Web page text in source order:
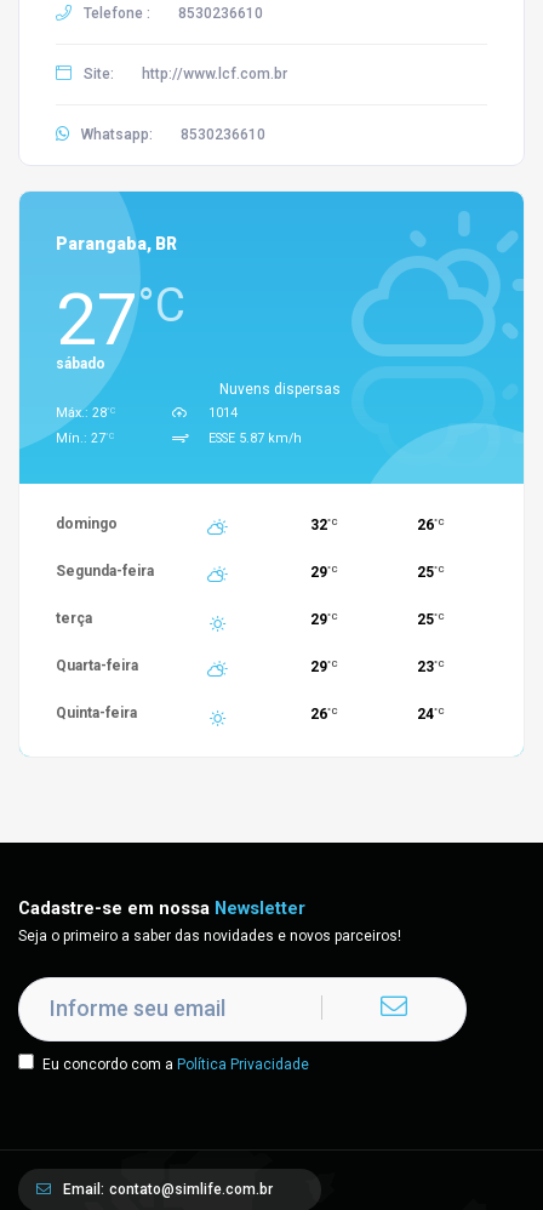
Telefone : 8530236610
Site: http://www.lcf.com.br
Whatsapp: 8530236610
Parangaba, BR
27°C
Nuvens dispersas
sábado
Máx.: 28°C
Mín.: 27°C
1014
ESSE 5.87 km/h
domingo 32°C 26°C
Segunda-feira 29°C 25°C
terça 29°C 25°C
Quarta-feira 29°C 23°C
Quinta-feira 26°C 24°C
Cadastre-se em nossa Newsletter
Seja o primeiro a saber das novidades e novos parceiros!
Eu concordo com a Política Privacidade
Email: contato@simlife.com.br